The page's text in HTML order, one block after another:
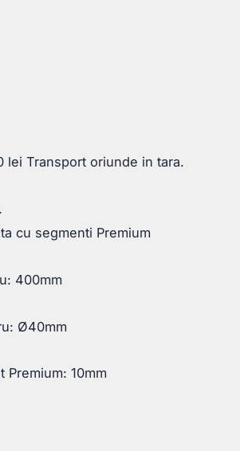
lei Prețul
162,00 lei.
Transport oriunde in tara.
cu segmenti Premium
400mm
Ø40mm
Premium: 10mm